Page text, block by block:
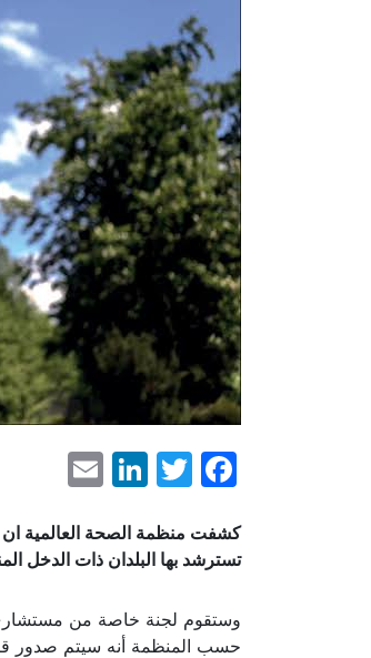
Facebook
Twitter
كشفت منظمة الصحة العالمية ان
تسترشد بها البلدان ذات الدخل
وستقوم لجنة خاصة من مستشاري
حسب المنظمة أنه سيتم صدور